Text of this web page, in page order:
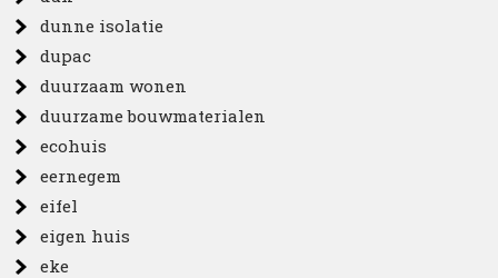
dunne isolatie
dupac
duurzaam wonen
duurzame bouwmaterialen
ecohuis
eernegem
eifel
eigen huis
eke